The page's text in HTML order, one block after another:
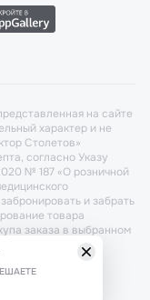
на сайте
характер и не
Столетов»
согласно Указу
№ 187 «О розничной
и забрать
товара
заказа в выбранном
Разрешение
претензии